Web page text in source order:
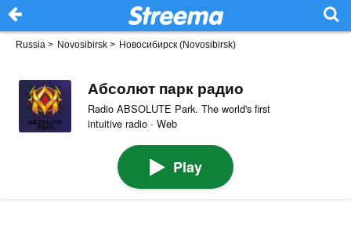
Russia > Novosibirsk > Новосибирск (Novosibirsk)
Абсолют парк радио
Radio ABSOLUTE Park. The world's first
intuitive radio · Web
Play